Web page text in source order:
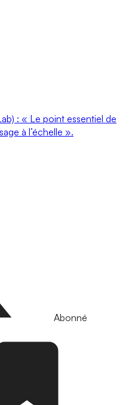
: « Le point essentiel de
à l’échelle ».
Abonné